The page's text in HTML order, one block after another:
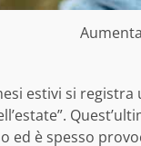
estivi si registra
ed è spesso